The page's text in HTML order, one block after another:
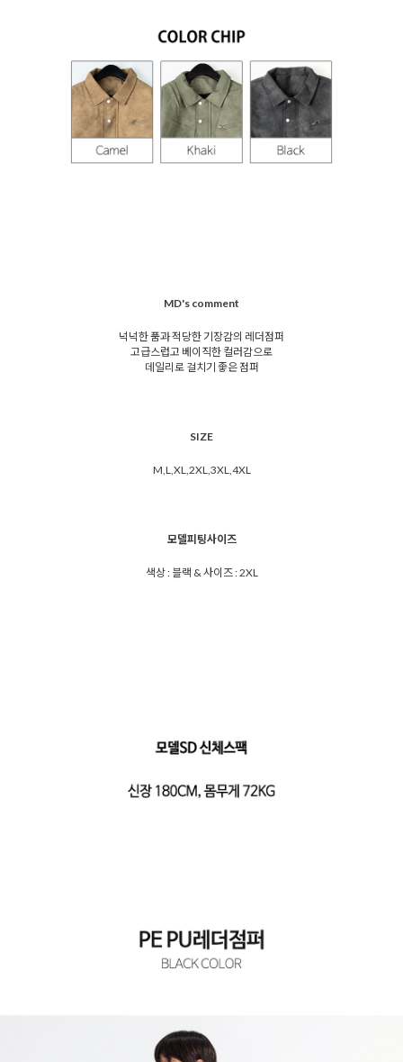
MD's comment
넉넉한 품과 적당한 기장감의 레더점퍼
고급스럽고 베이직한 컬러감으로
데일리로 걸치기 좋은 점퍼
SIZE
M,L,XL,2XL,3XL,4XL
모델피팅사이즈
색상 : 블랙 & 사이즈 : 2XL